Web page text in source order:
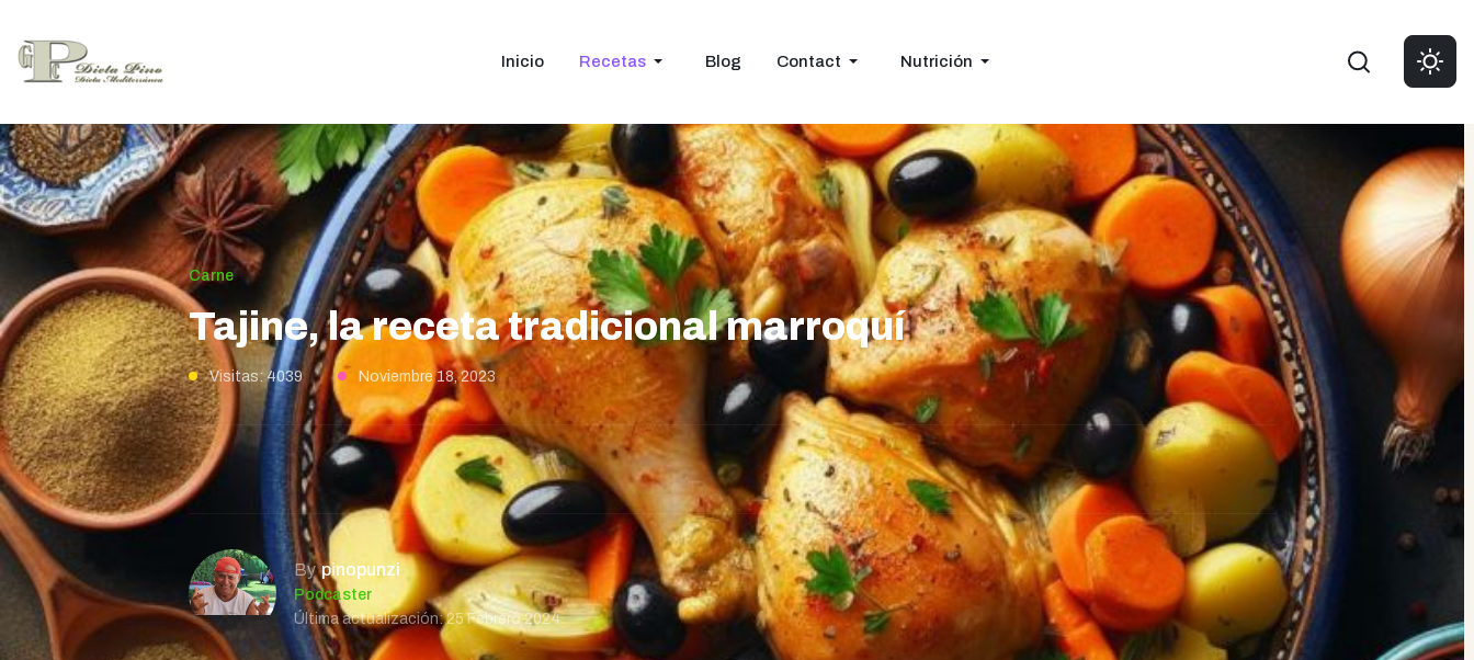
Inicio Recetas Blog Contact Nutrición
Buscar
Carne
Tajine, la receta tradicional marroquí
Visitas: 4039 Noviembre 18, 2023
By pinopunzi
Podcaster
Última actualización: 25 Febrero 2024